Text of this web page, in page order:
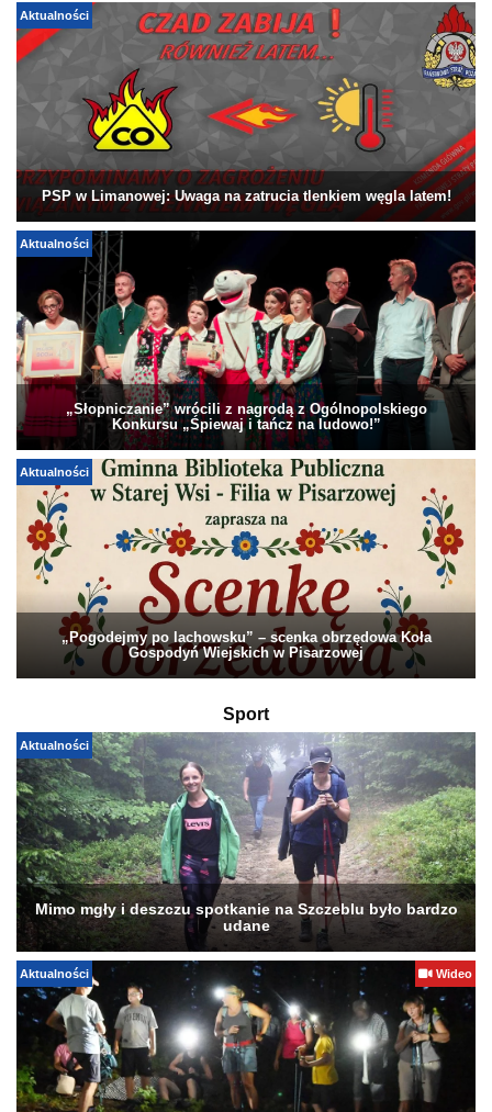
Aktualności
PSP w Limanowej: Uwaga na zatrucia tlenkiem węgla latem!
Aktualności
„Słopniczanie” wrócili z nagrodą z Ogólnopolskiego
Konkursu „Śpiewaj i tańcz na ludowo!”
Aktualności
„Pogodejmy po lachowsku” – scenka obrzędowa Koła
Gospodyń Wiejskich w Pisarzowej
Sport
Aktualności
Mimo mgły i deszczu spotkanie na Szczeblu było bardzo
udane
Aktualności Wideo